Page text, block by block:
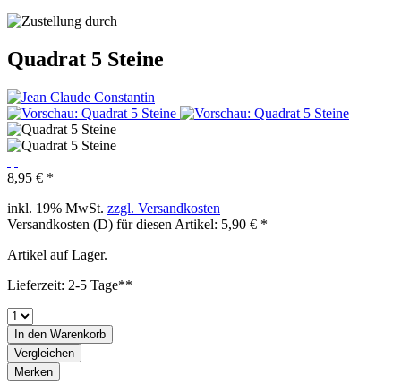
Quadrat 5 Steine
8,95 € *
inkl. 19% MwSt. zzgl. Versandkosten
Versandkosten (D) für diesen Artikel: 5,90 € *
Artikel auf Lager.
Lieferzeit: 2-5 Tage**
In den Warenkorb
Vergleichen
Merken